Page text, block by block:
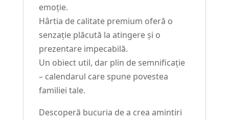
emoție.
Hârtia de calitate premium oferă o
senzație plăcută la atingere și o
prezentare impecabilă.
Un obiect util, dar plin de semnificație
– calendarul care spune povestea
familiei tale.
Descoperă bucuria de a crea amintiri